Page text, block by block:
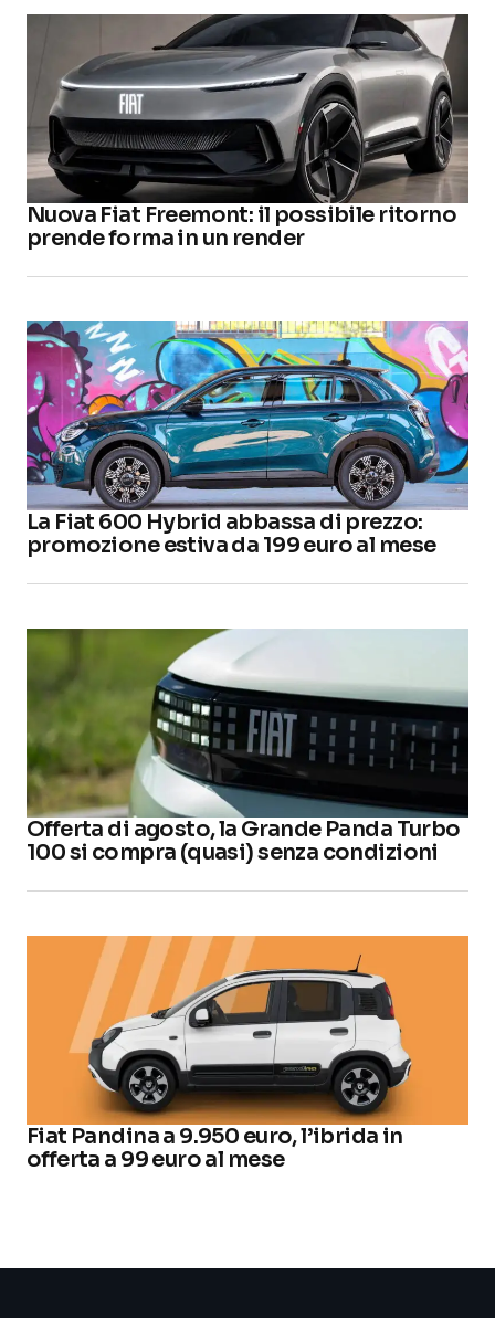
Nuova Fiat Freemont: il possibile ritorno
prende forma in un render
La Fiat 600 Hybrid abbassa di prezzo:
promozione estiva da 199 euro al mese
Offerta di agosto, la Grande Panda Turbo
100 si compra (quasi) senza condizioni
Fiat Pandina a 9.950 euro, l’ibrida in
offerta a 99 euro al mese